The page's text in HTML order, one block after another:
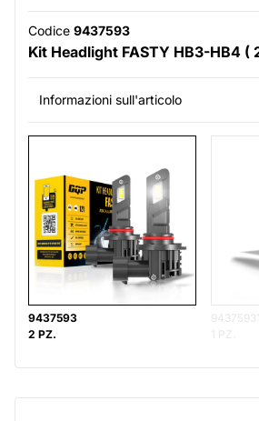
Codice 9437593
Kit Headlight FASTY HB3-HB4 (
Informazioni sull'articolo
9437593
2 PZ.
94375931
1 PZ.